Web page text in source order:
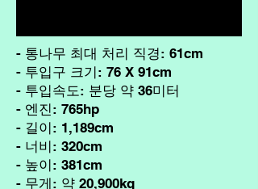
- 통나무 최대 처리 직경: 61cm
- 투입구 크기: 76 X 91cm
- 투입속도: 분당 약 36미터
- 엔진: 765hp
- 길이: 1,189cm
- 너비: 320cm
- 높이: 381cm
- 무게: 약 20,900kg